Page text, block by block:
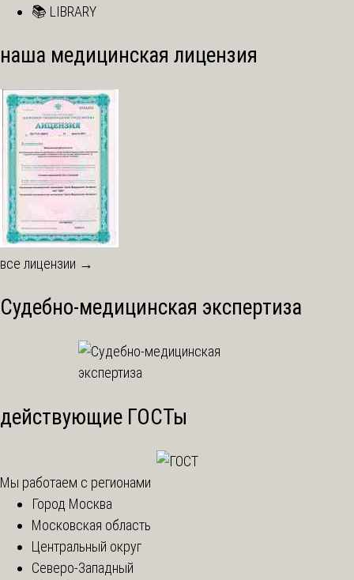
📚 LIBRARY
наша медицинская лицензия
все лицензии →
Судебно-медицинская экспертиза
действующие ГОСТы
Мы работаем с регионами
Город Москва
Московская область
Центральный округ
Северо-Западный